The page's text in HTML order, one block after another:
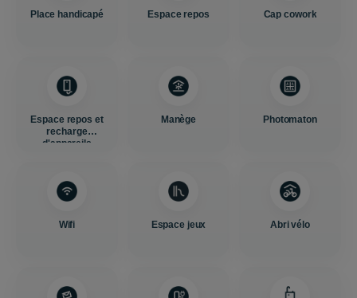
Place handicapé Espace repos Cap cowork
Espace repos et
recharge
d'appareils
Manège Photomaton
Wifi Espace jeux Abri vélo